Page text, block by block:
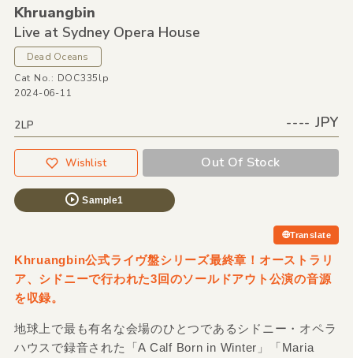
Khruangbin
Live at Sydney Opera House
Dead Oceans
Cat No.: DOC335lp
2024-06-11
2LP ---- JPY
Wishlist Out Of Stock
Sample1
Translate
Khruangbin公式ライヴ盤シリーズ最終章！オーストラリ
ア、シドニーで行われた3回のソールドアウト公演の音源
を収録。
地球上で最も有名な会場のひとつであるシドニー・オペラ
ハウスで録音された「A Calf Born in Winter」「Maria